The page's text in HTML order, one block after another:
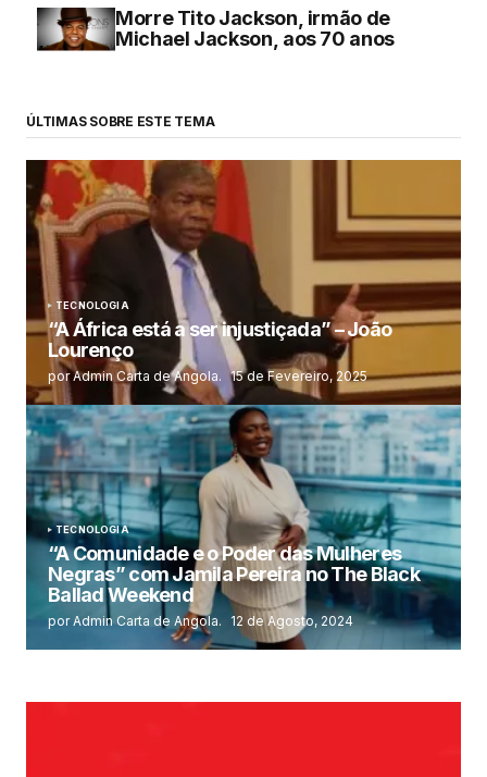
Morre Tito Jackson, irmão de
Michael Jackson, aos 70 anos
ÚLTIMAS SOBRE ESTE TEMA
TECNOLOGIA
“A África está a ser injustiçada” – João
Lourenço
por Admin Carta de Angola. 15 de Fevereiro, 2025
TECNOLOGIA
“A Comunidade e o Poder das Mulheres
Negras” com Jamila Pereira no The Black
Ballad Weekend
por Admin Carta de Angola. 12 de Agosto, 2024